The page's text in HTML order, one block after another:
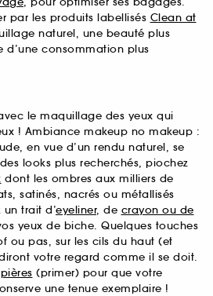
par les produits labellisés Clean at
naturel, une beauté plus
d’une consommation plus
le maquillage des yeux qui
! Ambiance makeup no makeup :
en vue d’un rendu naturel, se
looks plus recherchés, piochez
dont les ombres aux milliers de
satinés, nacrés ou métallisés
trait d’eyeliner, de crayon ou de
yeux de biche. Quelques touches
ou pas, sur les cils du haut (et
votre regard comme il se doit.
(primer) pour que votre
une tenue exemplaire !